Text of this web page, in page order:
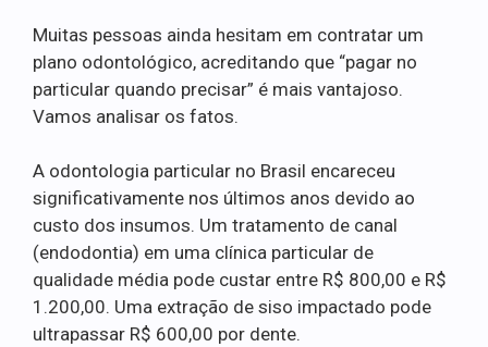
Muitas pessoas ainda hesitam em contratar um
plano odontológico, acreditando que “pagar no
particular quando precisar” é mais vantajoso.
Vamos analisar os fatos.
A odontologia particular no Brasil encareceu
significativamente nos últimos anos devido ao
custo dos insumos. Um tratamento de canal
(endodontia) em uma clínica particular de
qualidade média pode custar entre R$ 800,00 e R$
1.200,00. Uma extração de siso impactado pode
ultrapassar R$ 600,00 por dente.